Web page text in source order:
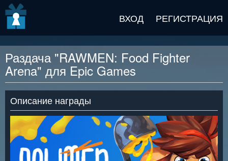
ВХОД РЕГИСТРАЦИЯ
Раздача "RAWMEN: Food Fighter
Arena" для Epic Games
Описание награды